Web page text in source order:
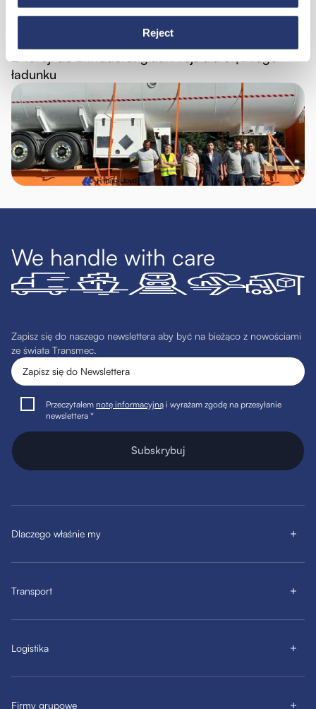
Reject
ładunku
We handle with care
Zapisz się do naszego newslettera aby być na bieżąco z nowościami
ze świata Transmec.
Przeczytałemnotę informacyjną i wyrażam zgodę na przesyłanie
newslettera *
Subskrybuj
Dlaczego właśnie my
Transport
Logistika
Firmy grupowe